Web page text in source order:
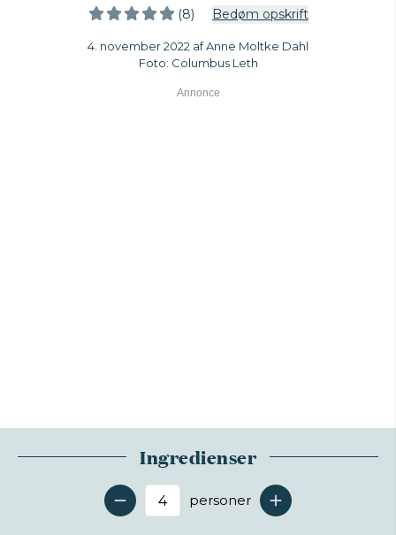
(8) Bedøm opskrift
4. november 2022 af Anne Moltke Dahl
Foto: Columbus Leth
Ingredienser
Antal serveringer
personer